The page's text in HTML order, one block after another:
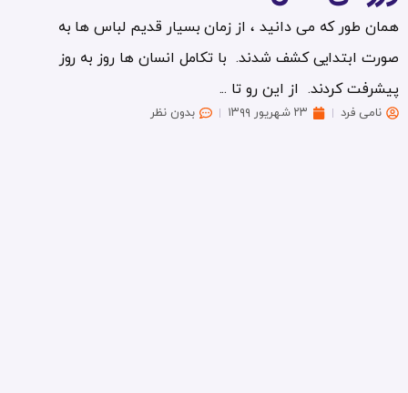
همان طور که می دانید ، از زمان بسیار قدیم لباس ها به
صورت ابتدایی کشف شدند. با تکامل انسان ها روز به روز
پیشرفت کردند. از این رو تا ...
نامی فرد ۲۳ شهریور ۱۳۹۹ بدون نظر